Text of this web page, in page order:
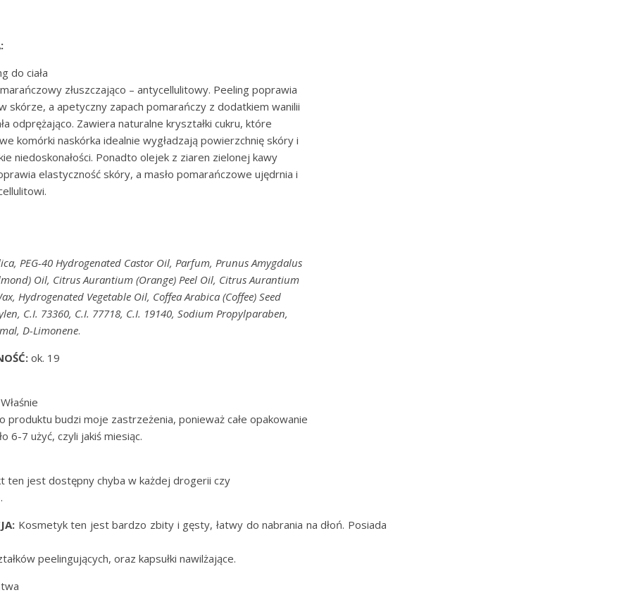
do ciała
złuszczająco – antycellulitowy. Peeling poprawia
skórze, a apetyczny zapach pomarańczy z dodatkiem wanilii
odprężająco. Zawiera naturalne kryształki cukru, które
komórki naskórka idealnie wygładzają powierzchnię skóry i
niedoskonałości. Ponadto olejek z ziaren zielonej kawy
elastyczność skóry, a masło pomarańczowe ujędrnia i
PEG-40 Hydrogenated Castor Oil, Parfum, Prunus Amygdalus
Oil, Citrus Aurantium (Orange) Peel Oil, Citrus Aurantium
Hydrogenated Vegetable Oil, Coffea Arabica (Coffee) Seed
C.I. 73360, C.I. 77718, C.I. 19140, Sodium Propylparaben,
D-Limonene.
ok. 19
produktu budzi moje zastrzeżenia, ponieważ całe opakowanie
6-7 użyć, czyli jakiś miesiąc.
ten jest dostępny chyba w każdej drogerii czy
Kosmetyk ten jest bardzo zbity i gęsty, łatwy do nabrania na dłoń. Posiada
peelingujących, oraz kapsułki nawilżające.